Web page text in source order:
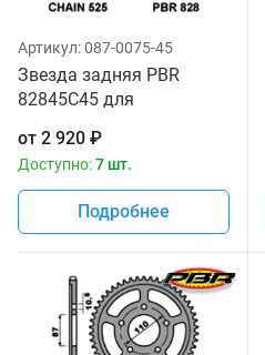
Артикул:087-0075-45
Звезда задняя PBR
82845C45 для
от 2 920 ₽
Доступно:7 шт.
Подробнее